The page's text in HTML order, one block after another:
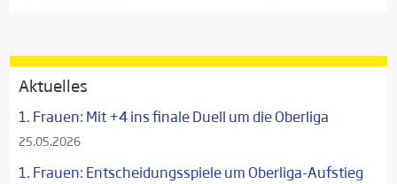
Aktuelles
1. Frauen: Mit +4 ins finale Duell um die Oberliga
25.05.2026
1. Frauen: Entscheidungsspiele um Oberliga-Aufstieg